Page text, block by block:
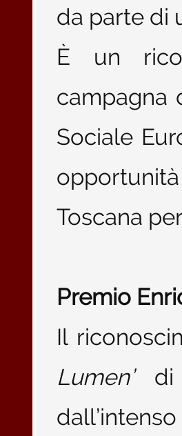
da parte di
È un
campagna
Sociale
Toscana
Premio
Il
Lumen’di